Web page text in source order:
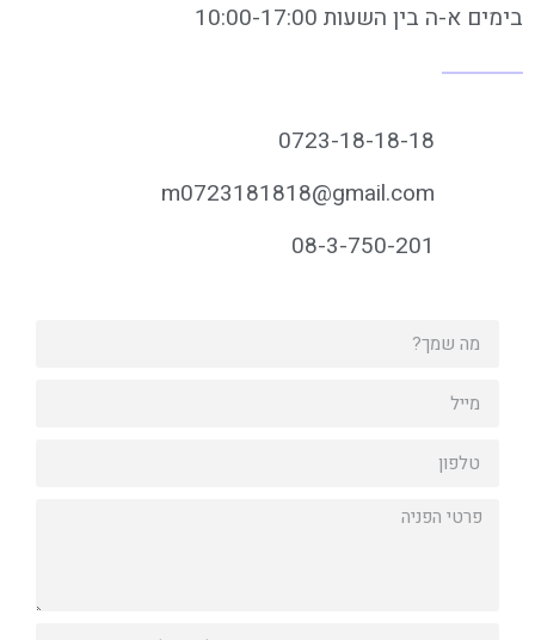
בימים א-ה בין השעות 10:00-17:00
0723-18-18-18
m0723181818@gmail.com
08-3-750-201